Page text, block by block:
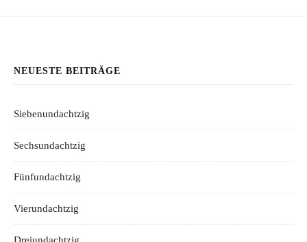
NEUESTE BEITRÄGE
Siebenundachtzig
Sechsundachtzig
Fünfundachtzig
Vierundachtzig